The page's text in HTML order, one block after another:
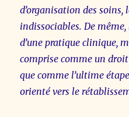
d’organisation des
indissociables. De
d’une pratique clinique,
comprise comme un
que comme l’ultime
orienté vers le